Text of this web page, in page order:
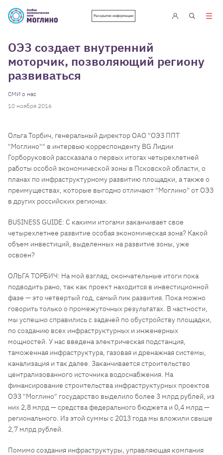
Раскрытие информации
ОЭЗ создает внутренний
моторчик, позволяющий региону
развиваться
СМИ о нас
10 ноября 2016
Ольга Торбич, генеральный директор ОАО "ОЭЗ ППТ
"Моглино"" в интервью корреспонденту BG Лидии
Горборуковой рассказала о первых итогах четырехлетней
работы особой экономической зоны в Псковской области, о
планах по инфраструктурному развитию площадки, а также о
преимуществах, которые выгодно отличают "Моглино" от ОЭЗ
в других российских регионах.
BUSINESS GUIDE: С какими итогами заканчивает свое
четырехлетнее развитие особая экономическая зона? Какой
объем инвестиций, выделенных на развитие зоны, уже
освоен?
ОЛЬГА ТОРБИЧ: На мой взгляд, окончательные итоги пока
подводить рано, так как проект находится в инвестиционной
фазе — это четвертый год, самый пик развития. Пока можно
говорить только о промежуточных результатах. В частности,
мы успешно справились с задачей по обустройству площадки,
по созданию всех инфраструктурных и инженерных
мощностей. У нас введена электрическая подстанция,
таможенная инфраструктура, газовая и дренажная системы,
канализация и так далее. Заканчивается строительство
централизованного источника водоснабжения. На
финансирование строительства инфраструктурных проектов
ОЭЗ "Моглино" государство выделило более 3 млрд рублей, из
них 2,8 млрд — средства федерального бюджета и 0,4 млрд —
регионального. Из этой суммы с 2013 года мы вложили свыше
2,7 млрд рублей.
Помимо создания инфраструктуры, управляющая компания